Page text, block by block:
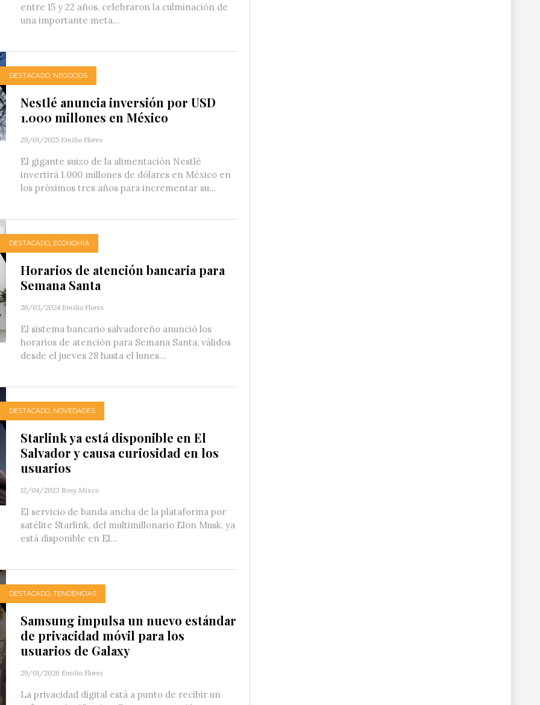
entre 15 y 22 años, celebraron la culminación de
una importante meta...
DESTACADO, NEGOCIOS
Nestlé anuncia inversión por USD
1.000 millones en México
29/01/2025 Emilio Flores
El gigante suizo de la alimentación Nestlé
invertirá 1.000 millones de dólares en México en
los próximos tres años para incrementar su...
DESTACADO, ECONOMÍA
Horarios de atención bancaria para
Semana Santa
26/03/2024 Emilio Flores
El sistema bancario salvadoreño anunció los
horarios de atención para Semana Santa, válidos
desde el jueves 28 hasta el lunes...
DESTACADO, NOVEDADES
Starlink ya está disponible en El
Salvador y causa curiosidad en los
usuarios
12/04/2023 Rosy Mixco
El servicio de banda ancha de la plataforma por
satélite Starlink, del multimillonario Elon Musk, ya
está disponible en El...
DESTACADO, TENDENCIAS
Samsung impulsa un nuevo estándar
de privacidad móvil para los
usuarios de Galaxy
29/01/2026 Emilio Flores
La privacidad digital está a punto de recibir un